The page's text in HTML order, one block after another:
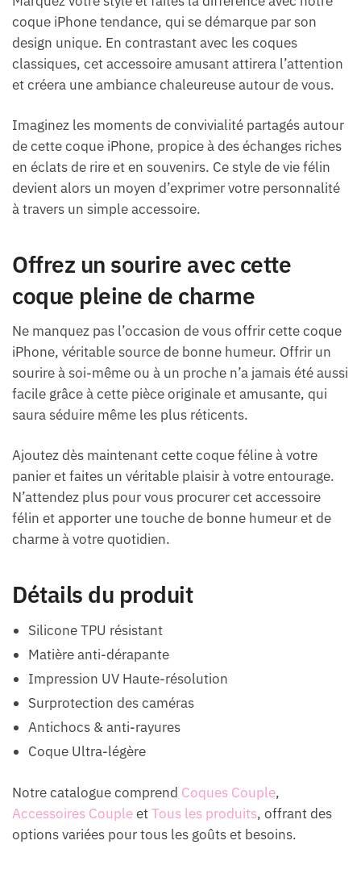
coque iPhone tendance, qui se démarque par son
design unique. En contrastant avec les coques
classiques, cet accessoire amusant attirera l’attention
et créera une ambiance chaleureuse autour de vous.
Imaginez les moments de convivialité partagés autour
de cette coque iPhone, propice à des échanges riches
en éclats de rire et en souvenirs. Ce style de vie félin
devient alors un moyen d’exprimer votre personnalité
à travers un simple accessoire.
Offrez un sourire avec cette
coque pleine de charme
Ne manquez pas l’occasion de vous offrir cette coque
iPhone, véritable source de bonne humeur. Offrir un
sourire à soi-même ou à un proche n’a jamais été aussi
facile grâce à cette pièce originale et amusante, qui
saura séduire même les plus réticents.
Ajoutez dès maintenant cette coque féline à votre
panier et faites un véritable plaisir à votre entourage.
N’attendez plus pour vous procurer cet accessoire
félin et apporter une touche de bonne humeur et de
charme à votre quotidien.
Détails du produit
Silicone TPU résistant
Matière anti-dérapante
Impression UV Haute-résolution
Surprotection des caméras
Antichocs & anti-rayures
Coque Ultra-légère
Notre catalogue comprend Coques Couple,
Accessoires CoupleetTous les produits, offrant des
options variées pour tous les goûts et besoins.